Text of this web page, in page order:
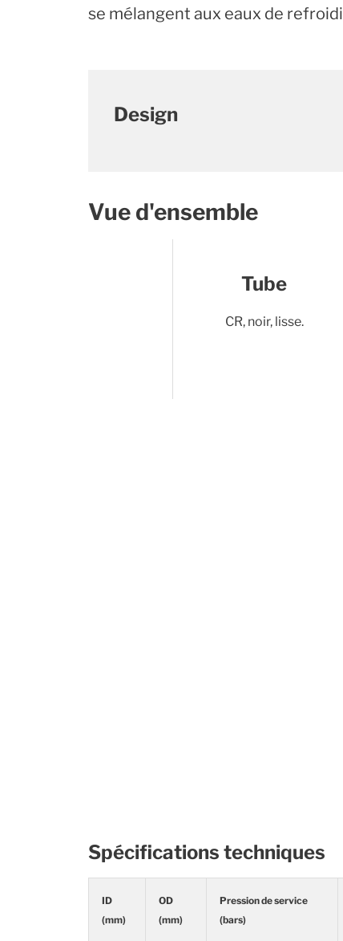
se mélangent aux eaux de
Design
Vue d'ensemble
Tube
CR, noir, lisse.
Spécifications techniques
ID
(mm)
OD
(mm)
Pression de service
(bars)